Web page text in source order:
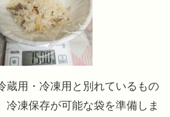
蔵用・冷凍用と別れているもの
冷凍保存が可能な袋を準備しま